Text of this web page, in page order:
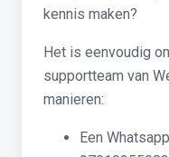
kennis maken?
Het is eenvoudig
supportteam van
manieren:
Een